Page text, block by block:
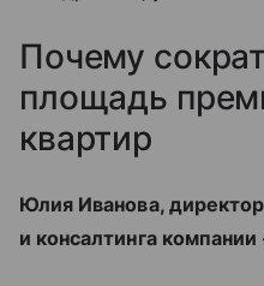
Почему
площадь
квартир
Юлия Иванова,
и консалтинга